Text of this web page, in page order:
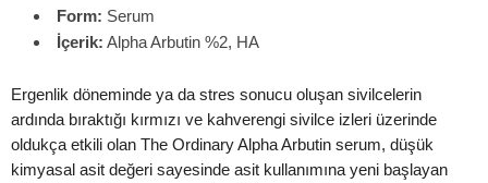
Form: Serum
İçerik: Alpha Arbutin %2, HA
Ergenlik döneminde ya da stres sonucu oluşan sivilcelerin
ardında bıraktığı kırmızı ve kahverengi sivilce izleri üzerinde
oldukça etkili olan The Ordinary Alpha Arbutin serum, düşük
kimyasal asit değeri sayesinde asit kullanımına yeni başlayan